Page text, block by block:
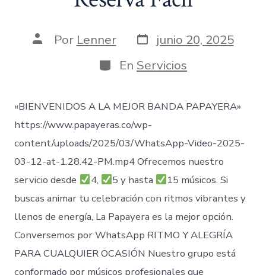
AutorPor Lenner Fecha
de
publicación
junio 20, 2025
Categorías
En Servicios
«BIENVENIDOS A LA MEJOR BANDA PAPAYERA»
https://www.papayeras.co/wp-
content/uploads/2025/03/WhatsApp-Video-2025-
03-12-at-1.28.42-PM.mp4 Ofrecemos nuestro
servicio desde
4, 5 y hasta
15 músicos. Si
buscas animar tu celebración con ritmos vibrantes y
llenos de energía, La Papayera es la mejor opción.
Conversemos por WhatsApp RITMO Y ALEGRÍA
PARA CUALQUIER OCASIÓN Nuestro grupo está
conformado por músicos profesionales que